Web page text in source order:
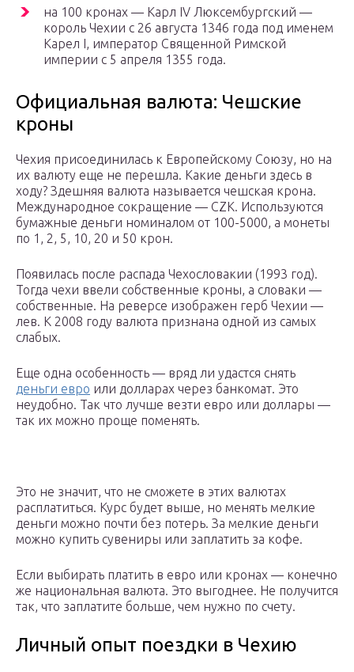
на 100 кронах — Карл IV Люксембургский —
король Чехии с 26 августа 1346 года под именем
Карел I, император Священной Римской
империи с 5 апреля 1355 года.
Официальная валюта: Чешские
кроны
Чехия присоединилась к Европейскому Союзу, но на
их валюту еще не перешла. Какие деньги здесь в
ходу? Здешняя валюта называется чешская крона.
Международное сокращение — CZK. Используются
бумажные деньги номиналом от 100-5000, а монеты
по 1, 2, 5, 10, 20 и 50 крон.
Появилась после распада Чехословакии (1993 год).
Тогда чехи ввели собственные кроны, а словаки —
собственные. На реверсе изображен герб Чехии —
лев. К 2008 году валюта признана одной из самых
слабых.
Еще одна особенность — вряд ли удастся снять
деньги евро или долларах через банкомат. Это
неудобно. Так что лучше везти евро или доллары —
так их можно проще поменять.
Это не значит, что не сможете в этих валютах
расплатиться. Курс будет выше, но менять мелкие
деньги можно почти без потерь. За мелкие деньги
можно купить сувениры или заплатить за кофе.
Если выбирать платить в евро или кронах — конечно
же национальная валюта. Это выгоднее. Не получится
так, что заплатите больше, чем нужно по счету.
Личный опыт поездки в Чехию